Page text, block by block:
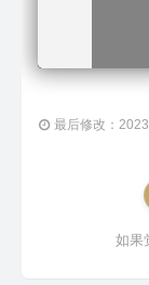
最后修改：
如果